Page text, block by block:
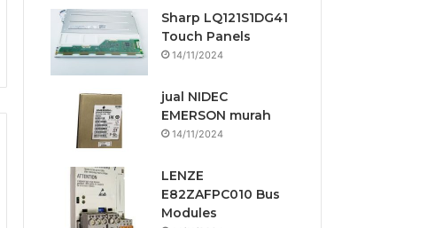
Sharp LQ121S1DG41
Touch Panels
14/11/2024
jual NIDEC
EMERSON murah
14/11/2024
LENZE
E82ZAFPC010 Bus
Modules